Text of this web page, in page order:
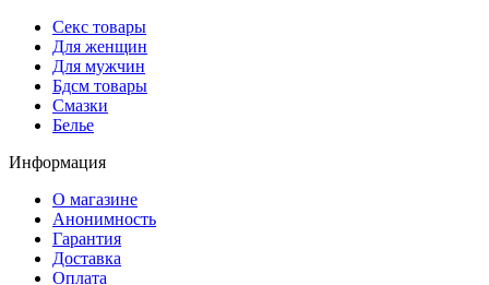
Секс товары
Для женщин
Для мужчин
Бдсм товары
Смазки
Белье
Информация
О магазине
Анонимность
Гарантия
Доставка
Oплата